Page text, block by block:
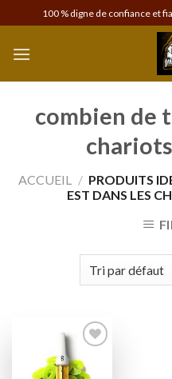
to
content
100 % digne de confiance et
combien de
ACCUEIL / PRODUITS
EST DANS LES